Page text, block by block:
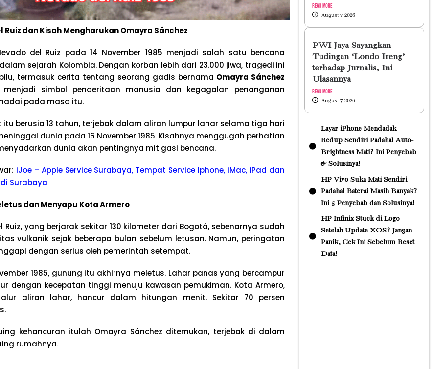
Ruiz dan Kisah Mengharukan Omayra Sánchez
del Ruiz pada 14 November 1985 menjadi salah satu bencana
sejarah Kolombia. Dengan korban lebih dari 23.000 jiwa, tragedi ini
termasuk cerita tentang seorang gadis bernama Omayra Sánchez
menjadi simbol penderitaan manusia dan kegagalan penanganan
pada masa itu.
berusia 13 tahun, terjebak dalam aliran lumpur lahar selama tiga hari
dunia pada 16 November 1985. Kisahnya menggugah perhatian
dunia akan pentingnya mitigasi bencana.
iJoe – Apple Service Surabaya, Tempat Service Iphone, iMac, iPad dan
Surabaya
dan Menyapu Kota Armero
Ruiz, yang berjarak sekitar 130 kilometer dari Bogotá, sebenarnya sudah
vulkanik sejak beberapa bulan sebelum letusan. Namun, peringatan
dengan serius oleh pemerintah setempat.
1985, gunung itu akhirnya meletus. Lahar panas yang bercampur
dengan kecepatan tinggi menuju kawasan pemukiman. Kota Armero,
aliran lahar, hancur dalam hitungan menit. Sekitar 70 persen
kehancuran itulah Omayra Sánchez ditemukan, terjebak di dalam
rumahnya.
Read More
August 7, 2026
PWI Jaya Sayangkan
Tudingan ‘Londo Ireng’
terhadap Jurnalis, Ini
Ulasannya
Read More
August 7, 2026
Layar iPhone Mendadak
Redup Sendiri Padahal Auto-
Brightness Mati? Ini Penyebab
& Solusinya!
HP Vivo Suka Mati Sendiri
Padahal Baterai Masih Banyak?
Ini 5 Penyebab dan Solusinya!
HP Infinix Stuck di Logo
Setelah Update XOS? Jangan
Panik, Cek Ini Sebelum Reset
Data!